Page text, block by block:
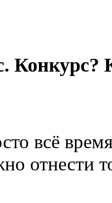
Конкурс?
всё
отнести